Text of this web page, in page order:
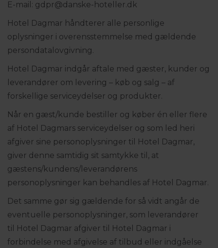
E-mail: gdpr@danske-hoteller.dk
Hotel Dagmar håndterer alle personlige
oplysninger i overensstemmelse med gældende
persondatalovgivning.
Hotel Dagmar indgår aftale med gæster, kunder og
leverandører om levering – køb og salg – af
forskellige serviceydelser og produkter.
Når en gæst/kunde bestiller og køber én eller flere
af Hotel Dagmars serviceydelser og som led heri
afgiver sine personoplysninger til Hotel Dagmar,
giver denne samtidig sit samtykke til, at
gæstens/kundens/leverandørens
personoplysninger kan behandles af Hotel Dagmar.
Det samme gør sig gældende for så vidt angår de
eventuelle personoplysninger, som leverandører
til Hotel Dagmar afgiver til Hotel Dagmar i
forbindelse med afgivelse af tilbud eller indgåelse